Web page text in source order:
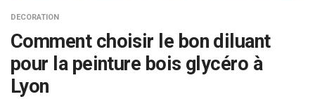
DECORATION
Comment choisir le bon diluant
pour la peinture bois glycéro à
Lyon